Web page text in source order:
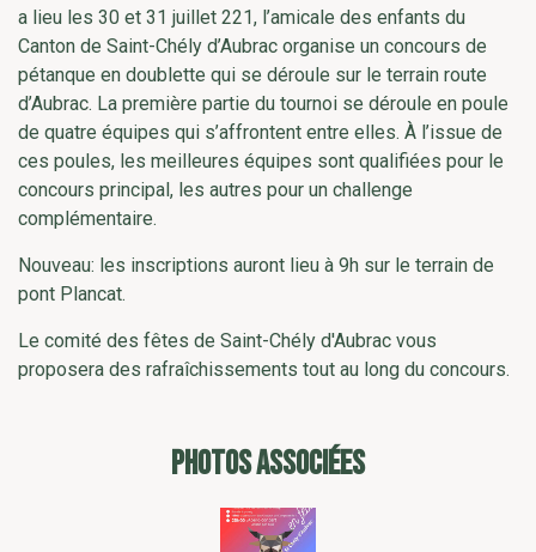
a lieu les 30 et 31 juillet 221, l’amicale des enfants du
Canton de Saint-Chély d’Aubrac organise un concours de
pétanque en doublette qui se déroule sur le terrain route
d’Aubrac. La première partie du tournoi se déroule en poule
de quatre équipes qui s’affrontent entre elles. À l’issue de
ces poules, les meilleures équipes sont qualifiées pour le
concours principal, les autres pour un challenge
complémentaire.
Nouveau: les inscriptions auront lieu à 9h sur le terrain de
pont Plancat.
Le comité des fêtes de Saint-Chély d'Aubrac vous
proposera des rafraîchissements tout au long du concours.
PHOTOS ASSOCIÉES